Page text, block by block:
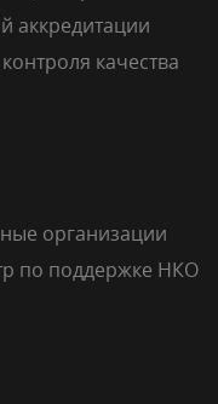
аккредитации
качества
организации
по поддержке НКО